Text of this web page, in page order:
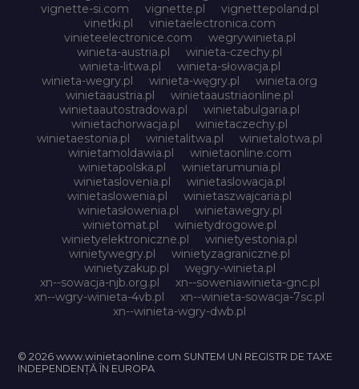
vignette-si.com
vignette.pl
vignettepoland.pl
vinetki.pl
vinietaelectronica.com
vinieteelectronice.com
wegrywinieta.pl
winieta-austria.pl
winieta-czechy.pl
winieta-litwa.pl
winieta-słowacja.pl
winieta-wegry.pl
winieta-węgry.pl
winieta.org
winietaaustria.pl
winietaaustriaonline.pl
winietaautostradowa.pl
winietabulgaria.pl
winietachorwacja.pl
winietaczechy.pl
winietaestonia.pl
winietalitwa.pl
winietalotwa.pl
winietamoldawia.pl
winietaonline.com
winietapolska.pl
winietarumunia.pl
winietaslovenia.pl
winietaslowacja.pl
winietaslowenia.pl
winietaszwajcaria.pl
winietasłowenia.pl
winietawegry.pl
winietomat.pl
winietydrogowe.pl
winietyelektroniczne.pl
winietyestonia.pl
winietywegry.pl
winietyzagraniczne.pl
winietyzakup.pl
węgry-winieta.pl
xn--sowacja-njb.org.pl
xn--soweniawinieta-gnc.pl
xn--wgry-winieta-4vb.pl
xn--winieta-sowacja-7sc.pl
xn--winieta-wgry-dwb.pl
© 2026 www.winietaonline.com SUNTEM UN REGISTR DE TAXE
INDEPENDENȚĂ ÎN EUROPA